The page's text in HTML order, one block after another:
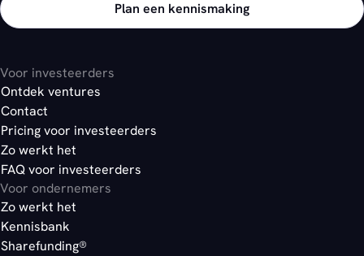
Plan een kennismaking
Voor investeerders
Ontdek ventures
Contact
Pricing voor investeerders
Zo werkt het
FAQ voor investeerders
Voor ondernemers
Zo werkt het
Kennisbank
Sharefunding®